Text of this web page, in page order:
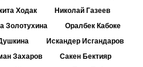
Ходак
Николай Газеев
Золотухина
Оралбек Кабоке
Искандер Исгандаров
Захаров
Сакен Бектияр